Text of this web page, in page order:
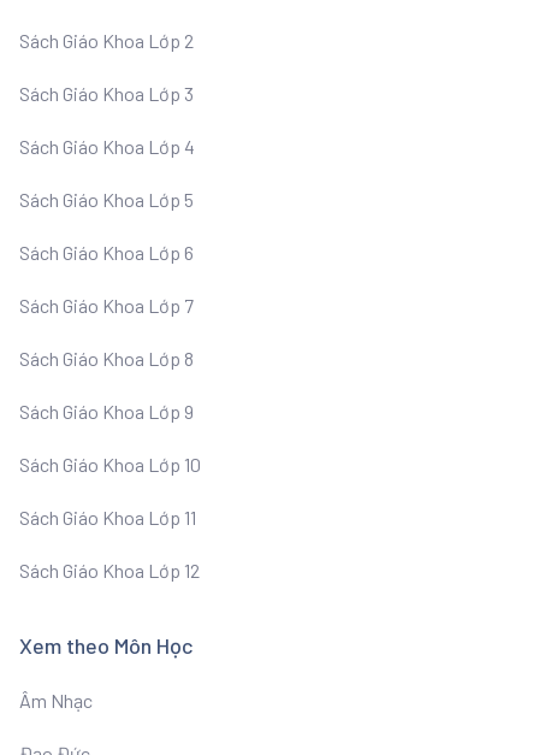
Sách Giáo Khoa Lớp 2
Sách Giáo Khoa Lớp 3
Sách Giáo Khoa Lớp 4
Sách Giáo Khoa Lớp 5
Sách Giáo Khoa Lớp 6
Sách Giáo Khoa Lớp 7
Sách Giáo Khoa Lớp 8
Sách Giáo Khoa Lớp 9
Sách Giáo Khoa Lớp 10
Sách Giáo Khoa Lớp 11
Sách Giáo Khoa Lớp 12
Xem theo Môn Học
Âm Nhạc